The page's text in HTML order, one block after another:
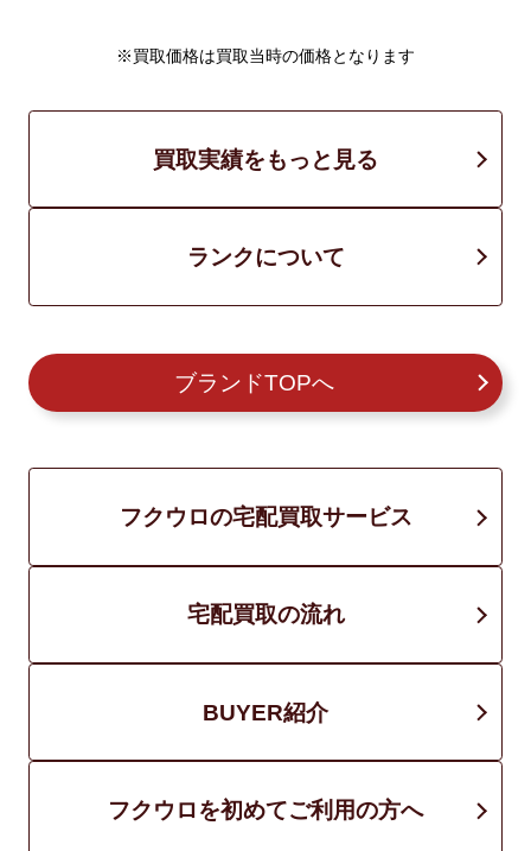
※買取価格は買取当時の価格となります
買取実績をもっと見る
ランクについて
ブランドTOPへ
フクウロの宅配買取サービス
宅配買取の流れ
BUYER紹介
フクウロを初めてご利用の方へ